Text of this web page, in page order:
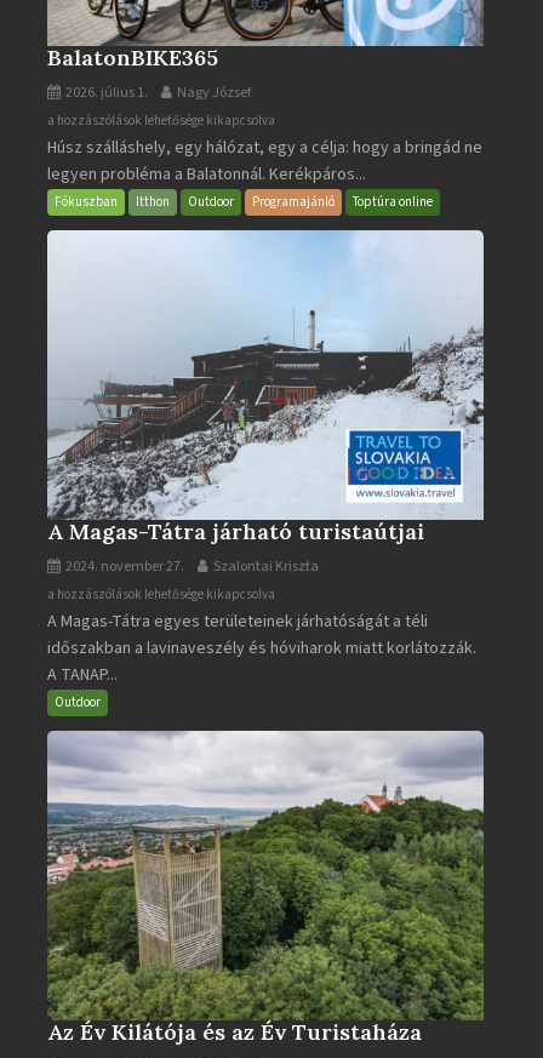
BalatonBIKE365
2026. július 1. Nagy József
BalatonBIKE365
bejegyzéshez
a hozzászólások lehetősége kikapcsolva
Húsz szálláshely, egy hálózat, egy a célja: hogy a bringád ne
legyen probléma a Balatonnál. Kerékpáros...
Fókuszban Itthon Outdoor Programajánló Toptúra online
A Magas-Tátra járható turistaútjai
2024. november 27. Szalontai Kriszta
A
Magas-
Tátra
járható
turistaútjai
a hozzászólások lehetősége kikapcsolva
A Magas-Tátra egyes területeinek járhatóságát a téli
időszakban a lavinaveszély és hóviharok miatt korlátozzák.
A TANAP...
Outdoor
Az Év Kilátója és az Év Turistaháza